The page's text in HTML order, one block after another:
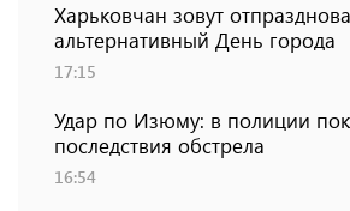
Харьковчан зовут
альтернативный День города
17:15
Удар по Изюму: в полиции
последствия обстрела
16:54